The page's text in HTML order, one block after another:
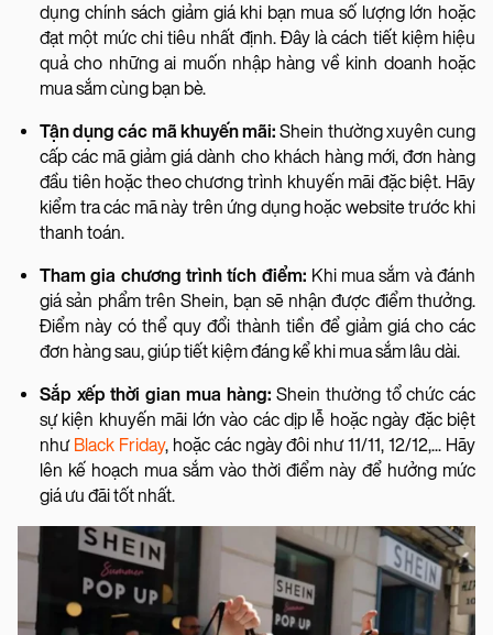
dụng chính sách giảm giá khi bạn mua số lượng lớn hoặc
đạt một mức chi tiêu nhất định. Đây là cách tiết kiệm hiệu
quả cho những ai muốn nhập hàng về kinh doanh hoặc
mua sắm cùng bạn bè.
Tận dụng các mã khuyến mãi:Shein thường xuyên cung
cấp các mã giảm giá dành cho khách hàng mới, đơn hàng
đầu tiên hoặc theo chương trình khuyến mãi đặc biệt. Hãy
kiểm tra các mã này trên ứng dụng hoặc website trước khi
thanh toán.
Tham gia chương trình tích điểm: Khi mua sắm và đánh
giá sản phẩm trên Shein, bạn sẽ nhận được điểm thưởng.
Điểm này có thể quy đổi thành tiền để giảm giá cho các
đơn hàng sau, giúp tiết kiệm đáng kể khi mua sắm lâu dài.
Sắp xếp thời gian mua hàng: Shein thường tổ chức các
sự kiện khuyến mãi lớn vào các dịp lễ hoặc ngày đặc biệt
như Black Friday, hoặc các ngày đôi như 11/11, 12/12,... Hãy
lên kế hoạch mua sắm vào thời điểm này để hưởng mức
giá ưu đãi tốt nhất.